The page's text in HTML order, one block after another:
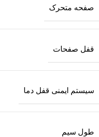
صفحه متحرک
قفل صفحات
سیستم ایمنی قفل دما
طول سیم